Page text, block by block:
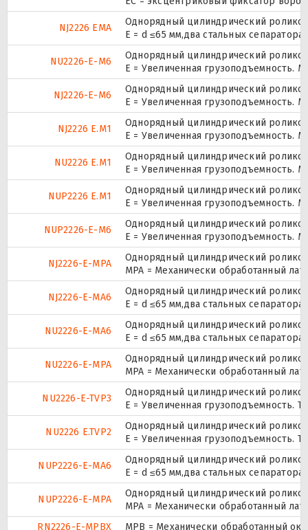
NJ2226 EMA
Однорядный цилиндрический
E = d ≤65 мм,два стальных
NU2226-E-M6
Однорядный цилиндрический
E = Увеличенная грузоподъемность.
NJ2226-E-M6
Однорядный цилиндрический
E = Увеличенная грузоподъемность.
NJ2226 E.M1
Однорядный цилиндрический
E = Увеличенная грузоподъемность.
NU2226 E.M1
Однорядный цилиндрический
E = Увеличенная грузоподъемность.
NUP2226 E.M1
Однорядный цилиндрический
E = Увеличенная грузоподъемность.
NUP2226-E-M6
Однорядный цилиндрический
E = Увеличенная грузоподъемность.
NJ2226-E-MPA
Однорядный цилиндрический
MPA = Механически обработанный
NJ2226-E-MA6
Однорядный цилиндрический
E = d ≤65 мм,два стальных
NU2226-E-MA6
Однорядный цилиндрический
E = d ≤65 мм,два стальных
NU2226-E-MPA
Однорядный цилиндрический
MPA = Механически обработанный
NU2226-E-TVP3
Однорядный цилиндрический
E = Увеличенная грузоподъемность.
NU2226 E.TVP2
Однорядный цилиндрический
E = Увеличенная грузоподъемность.
NUP2226-E-MA6
Однорядный цилиндрический
E = d ≤65 мм,два стальных
NUP2226-E-MPA
Однорядный цилиндрический
MPA = Механически обработанный
RN2226-E-MPBX
MPB = Механически обработанный